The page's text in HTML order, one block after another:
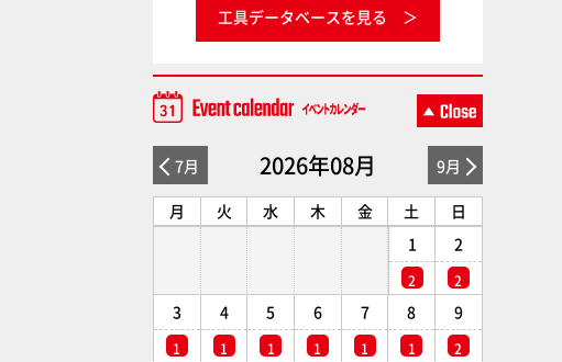
工具データベースを見る
7月 2026年08月 9月
月 火 水 木 金 土
日
1
2
2
2
3
1
4
1
5
1
6
1
7
1
8
1
9
2